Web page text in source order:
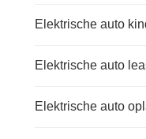
Elektrische auto
Elektrische auto
Elektrische auto